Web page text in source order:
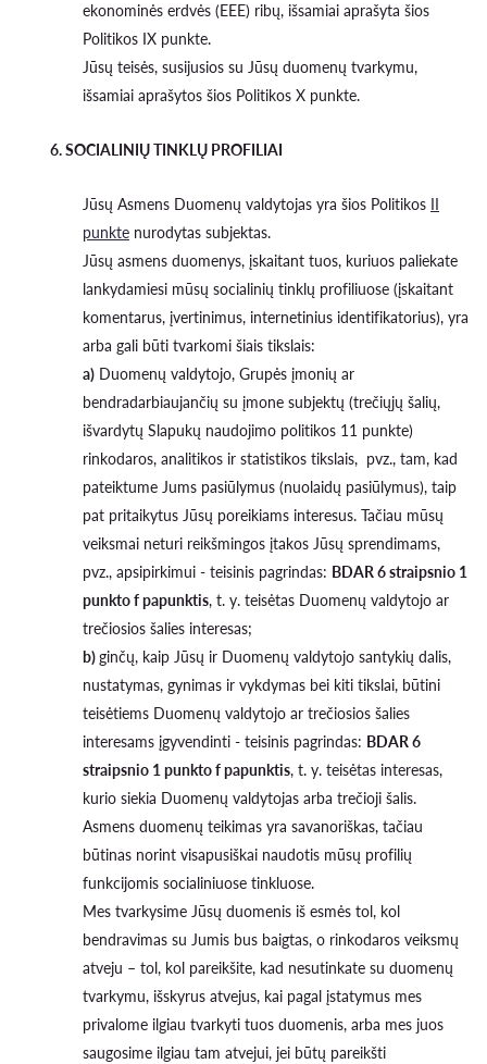
ekonominės erdvės (EEE) ribų, išsamiai aprašyta šios
Politikos IX punkte.
Jūsų teisės, susijusios su Jūsų duomenų tvarkymu,
išsamiai aprašytos šios Politikos X punkte.
6. SOCIALINIŲ TINKLŲ PROFILIAI
Jūsų Asmens Duomenų valdytojas yra šios Politikos II
punkte nurodytas subjektas.
Jūsų asmens duomenys, įskaitant tuos, kuriuos paliekate
lankydamiesi mūsų socialinių tinklų profiliuose (įskaitant
komentarus, įvertinimus, internetinius identifikatorius), yra
arba gali būti tvarkomi šiais tikslais:
a) Duomenų valdytojo, Grupės įmonių ar
bendradarbiaujančių su įmone subjektų (trečiųjų šalių,
išvardytų Slapukų naudojimo politikos 11 punkte)
rinkodaros, analitikos ir statistikos tikslais, pvz., tam, kad
pateiktume Jums pasiūlymus (nuolaidų pasiūlymus), taip
pat pritaikytus Jūsų poreikiams interesus. Tačiau mūsų
veiksmai neturi reikšmingos įtakos Jūsų sprendimams,
pvz., apsipirkimui - teisinis pagrindas: BDAR 6 straipsnio 1
punkto f papunktis, t. y. teisėtas Duomenų valdytojo ar
trečiosios šalies interesas;
b)ginčų, kaip Jūsų ir Duomenų valdytojo santykių dalis,
nustatymas, gynimas ir vykdymas bei kiti tikslai, būtini
teisėtiems Duomenų valdytojo ar trečiosios šalies
interesams įgyvendinti - teisinis pagrindas: BDAR 6
straipsnio 1 punkto f papunktis, t. y. teisėtas interesas,
kurio siekia Duomenų valdytojas arba trečioji šalis.
Asmens duomenų teikimas yra savanoriškas, tačiau
būtinas norint visapusiškai naudotis mūsų profilių
funkcijomis socialiniuose tinkluose.
Mes tvarkysime Jūsų duomenis iš esmės tol, kol
bendravimas su Jumis bus baigtas, o rinkodaros veiksmų
atveju – tol, kol pareikšite, kad nesutinkate su duomenų
tvarkymu, išskyrus atvejus, kai pagal įstatymus mes
privalome ilgiau tvarkyti tuos duomenis, arba mes juos
saugosime ilgiau tam atvejui, jei būtų pareikšti